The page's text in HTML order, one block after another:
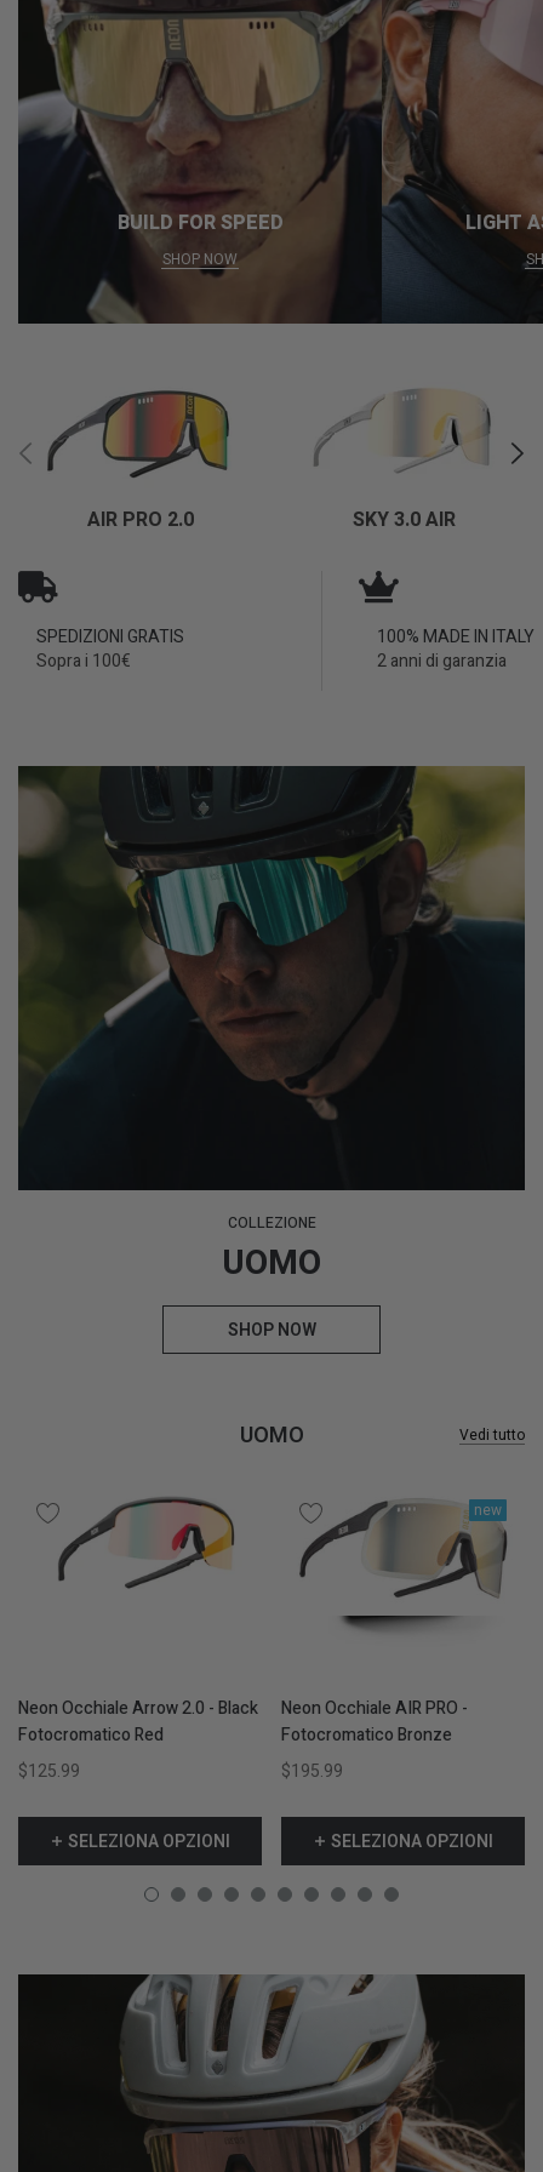
BUILD FOR SPEED
SHOP NOW
LIGHT
AIR PRO 2.0 SKY 3.0 AIR
SPEDIZIONI GRATIS
Sopra i 100€
100% MADE IN ITALY
2 anni di garanzia
COLLEZIONE
UOMO
SHOP NOW
UOMO Vedi tutto
Neon Occhiale Arrow 2.0 - Black
Fotocromatico Red
$125.99
SELEZIONA OPZIONI
new
Neon Occhiale AIR PRO -
Fotocromatico Bronze
$195.99
SELEZIONA OPZIONI